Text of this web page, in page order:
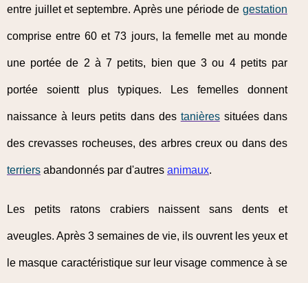
entre juillet et septembre. Après une période de gestation
comprise entre 60 et 73 jours, la femelle met au monde
une portée de 2 à 7 petits, bien que 3 ou 4 petits par
portée soientt plus typiques. Les femelles donnent
naissance à leurs petits dans des tanièressituées dans
des crevasses rocheuses, des arbres creux ou dans des
terriers abandonnés par d'autres animaux.
Les petits ratons crabiers naissent sans dents et
aveugles. Après 3 semaines de vie, ils ouvrent les yeux et
le masque caractéristique sur leur visage commence à se